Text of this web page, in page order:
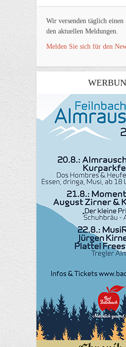
Wir versenden täglich
den aktuellen Meldungen.
Melden Sie sich für den